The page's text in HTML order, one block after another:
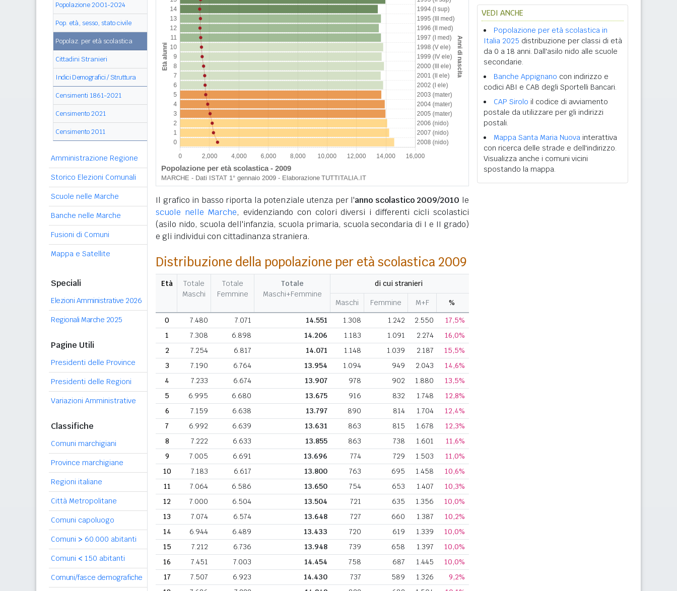
Popolazione 2001-2024
Pop. età, sesso, stato civile
Popolaz. per età scolastica
Cittadini Stranieri
Indici Demografici / Struttura
Censimenti 1861-2021
Censimento 2021
Censimento 2011
Amministrazione Regione
Storico Elezioni Comunali
Scuole nelle Marche
Banche nelle Marche
Fusioni di Comuni
Mappa e Satellite
Speciali
Elezioni Amministrative 2026
Regionali Marche 2025
Pagine Utili
Presidenti delle Province
Presidenti delle Regioni
Variazioni Amministrative
Classifiche
Comuni marchigiani
Province marchigiane
Regioni italiane
Città Metropolitane
Comuni capoluogo
Comuni > 60.000 abitanti
Comuni < 150 abitanti
Comuni/fasce demografiche
Il grafico in basso riporta la potenziale utenza per l'anno scolastico 2009/2010 le
scuole nelle Marche, evidenziando con colori diversi i differenti cicli scolastici
(asilo nido, scuola dell'infanzia, scuola primaria, scuola secondaria di I e II grado)
e gli individui con cittadinanza straniera.
Distribuzione della popolazione per età scolastica 2009
Età
Totale
Maschi
Totale
Femmine
Totale
Maschi+Femmine
di cui stranieri
Maschi Femmine M+F
%
0
7.480 7.071 14.551 1.308 1.242 2.550
17,5%
1
7.308 6.898 14.206 1.183 1.091 2.274
16,0%
2
7.254 6.817 14.071 1.148 1.039 2.187
15,5%
3
7.190 6.764 13.954 1.094 949 2.043
14,6%
4
7.233 6.674 13.907 978 902 1.880
13,5%
5
6.995 6.680 13.675 916 832 1.748
12,8%
6
7.159 6.638 13.797 890 814 1.704
12,4%
7
6.992 6.639 13.631 863 815 1.678
12,3%
8
7.222 6.633 13.855 863 738 1.601
11,6%
9
7.005 6.691 13.696 774 729 1.503
11,0%
10
7.183 6.617 13.800 763 695 1.458
10,6%
11
7.064 6.586 13.650 754 653 1.407
10,3%
12
7.000 6.504 13.504 721 635 1.356
10,0%
13
7.074 6.574 13.648 727 660 1.387
10,2%
14
6.944 6.489 13.433 720 619 1.339
10,0%
15
7.212 6.736 13.948 739 658 1.397
10,0%
16
7.451 7.003 14.454 758 687 1.445
10,0%
17
7.507 6.923 14.430 737 589 1.326
9,2%
VEDI ANCHE
Popolazione per età scolastica in
Italia 2025 distribuzione per classi di età
da 0 a 18 anni. Dall'asilo nido alle scuole
secondarie.
Banche Appignano con indirizzo e
codici ABI e CAB degli Sportelli Bancari.
CAP Sirolo il codice di avviamento
postale da utilizzare per gli indirizzi
postali.
Mappa Santa Maria Nuova interattiva
con ricerca delle strade e dell'indirizzo.
Visualizza anche i comuni vicini
spostando la mappa.